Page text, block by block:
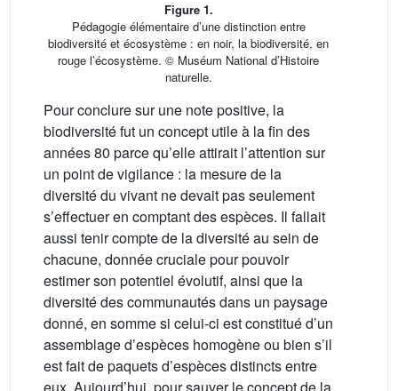
Figure 1.
Pédagogie élémentaire d’une distinction entre
biodiversité et écosystème : en noir, la biodiversité, en
rouge l’écosystème. © Muséum National d’Histoire
naturelle.
Pour conclure sur une note positive, la
biodiversité fut un concept utile à la fin des
années 80 parce qu’elle attirait l’attention sur
un point de vigilance : la mesure de la
diversité du vivant ne devait pas seulement
s’effectuer en comptant des espèces. Il fallait
aussi tenir compte de la diversité au sein de
chacune, donnée cruciale pour pouvoir
estimer son potentiel évolutif, ainsi que la
diversité des communautés dans un paysage
donné, en somme si celui-ci est constitué d’un
assemblage d’espèces homogène ou bien s’il
est fait de paquets d’espèces distincts entre